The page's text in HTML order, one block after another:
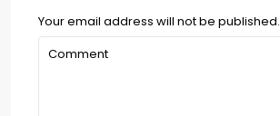
Your email address will not be published.